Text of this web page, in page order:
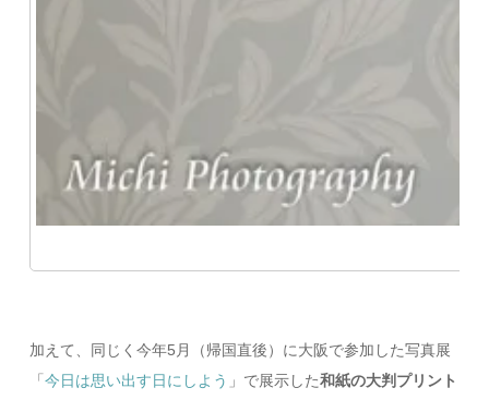
加えて、同じく今年5月（帰国直後）に大阪で参加した写真展
「今日は思い出す日にしよう 」で展示した和紙の大判プリント